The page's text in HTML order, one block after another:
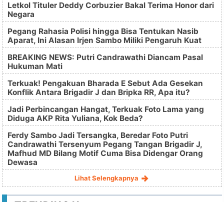
Letkol Tituler Deddy Corbuzier Bakal Terima Honor dari
Negara
Pegang Rahasia Polisi hingga Bisa Tentukan Nasib
Aparat, Ini Alasan Irjen Sambo Miliki Pengaruh Kuat
BREAKING NEWS: Putri Candrawathi Diancam Pasal
Hukuman Mati
Terkuak! Pengakuan Bharada E Sebut Ada Gesekan
Konflik Antara Brigadir J dan Bripka RR, Apa itu?
Jadi Perbincangan Hangat, Terkuak Foto Lama yang
Diduga AKP Rita Yuliana, Kok Beda?
Ferdy Sambo Jadi Tersangka, Beredar Foto Putri
Candrawathi Tersenyum Pegang Tangan Brigadir J,
Mafhud MD Bilang Motif Cuma Bisa Didengar Orang
Dewasa
Lihat Selengkapnya